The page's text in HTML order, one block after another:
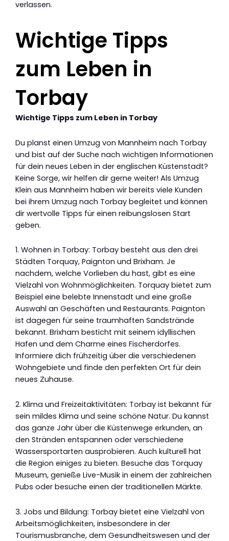
verlassen.
Wichtige Tipps
zum Leben in
Torbay
Wichtige Tipps zum Leben in Torbay
Du planst einen Umzug von Mannheim nach Torbay
und bist auf der Suche nach wichtigen Informationen
für dein neues Leben in der englischen Küstenstadt?
Keine Sorge, wir helfen dir gerne weiter! Als Umzug
Klein aus Mannheim haben wir bereits viele Kunden
bei ihrem Umzug nach Torbay begleitet und können
dir wertvolle Tipps für einen reibungslosen Start
geben.
1. Wohnen in Torbay: Torbay besteht aus den drei
Städten Torquay, Paignton und Brixham. Je
nachdem, welche Vorlieben du hast, gibt es eine
Vielzahl von Wohnmöglichkeiten. Torquay bietet zum
Beispiel eine belebte Innenstadt und eine große
Auswahl an Geschäften und Restaurants. Paignton
ist dagegen für seine traumhaften Sandstrände
bekannt. Brixham besticht mit seinem idyllischen
Hafen und dem Charme eines Fischerdorfes.
Informiere dich frühzeitig über die verschiedenen
Wohngebiete und finde den perfekten Ort für dein
neues Zuhause.
2. Klima und Freizeitaktivitäten: Torbay ist bekannt für
sein mildes Klima und seine schöne Natur. Du kannst
das ganze Jahr über die Küstenwege erkunden, an
den Stränden entspannen oder verschiedene
Wassersportarten ausprobieren. Auch kulturell hat
die Region einiges zu bieten. Besuche das Torquay
Museum, genieße Live-Musik in einem der zahlreichen
Pubs oder besuche einen der traditionellen Märkte.
3. Jobs und Bildung: Torbay bietet eine Vielzahl von
Arbeitsmöglichkeiten, insbesondere in der
Tourismusbranche, dem Gesundheitswesen und der